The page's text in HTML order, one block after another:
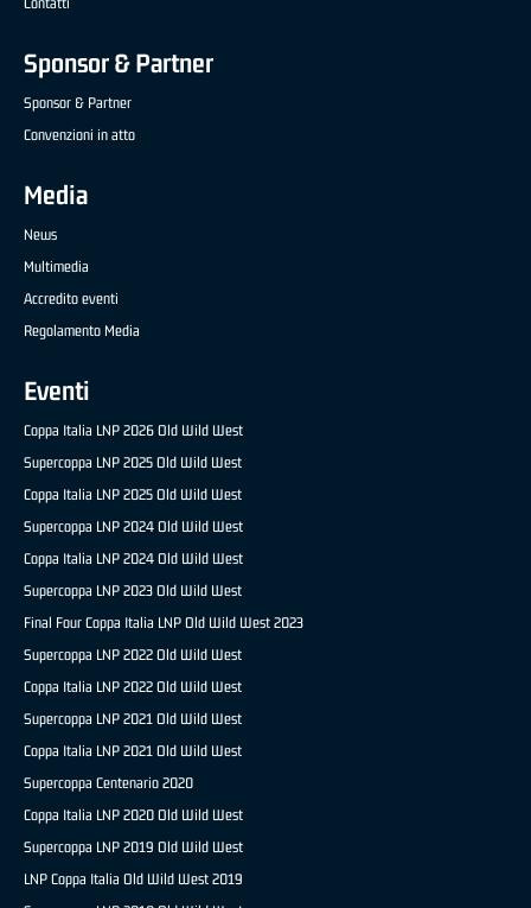
Sponsor & Partner
Sponsor & Partner
Convenzioni in atto
Media
News
Multimedia
Accredito eventi
Regolamento Media
Eventi
Coppa Italia LNP 2026 Old Wild West
Supercoppa LNP 2025 Old Wild West
Coppa Italia LNP 2025 Old Wild West
Supercoppa LNP 2024 Old Wild West
Coppa Italia LNP 2024 Old Wild West
Supercoppa LNP 2023 Old Wild West
Final Four Coppa Italia LNP Old Wild West 2023
Supercoppa LNP 2022 Old Wild West
Coppa Italia LNP 2022 Old Wild West
Supercoppa LNP 2021 Old Wild West
Coppa Italia LNP 2021 Old Wild West
Supercoppa Centenario 2020
Coppa Italia LNP 2020 Old Wild West
Supercoppa LNP 2019 Old Wild West
LNP Coppa Italia Old Wild West 2019